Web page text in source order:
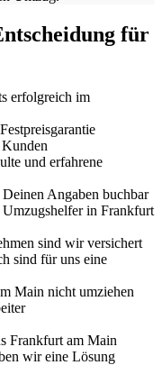
für
erfolgreich im
und erfahrene
Deinen Angaben buchbar
Umzugshelfer in Frankfurt
sind wir versichert
sind für uns eine
Main nicht umziehen
Frankfurt am Main
wir eine Lösung